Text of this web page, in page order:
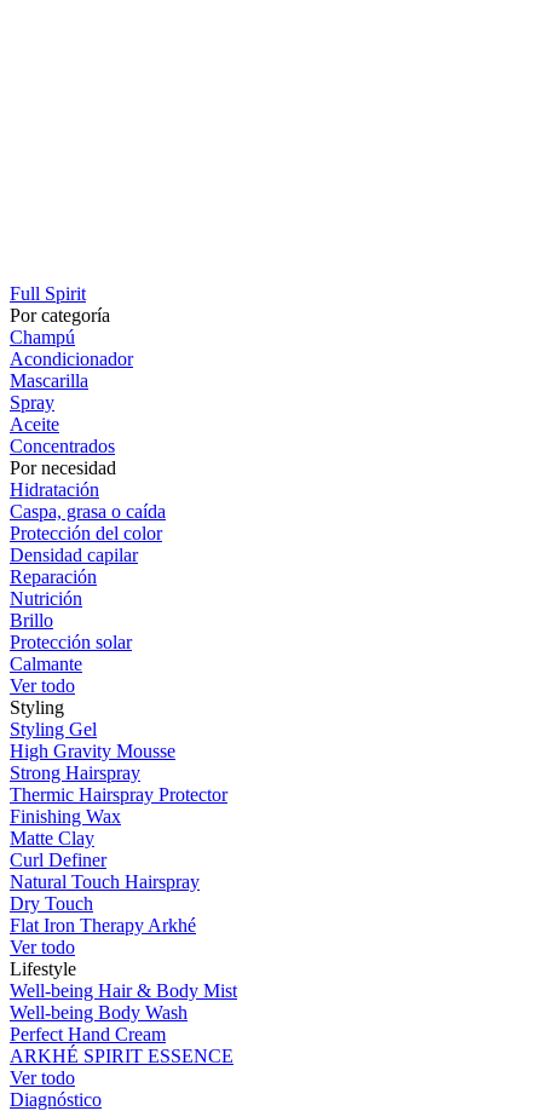
Full Spirit
Por categoría
Champú
Acondicionador
Mascarilla
Spray
Aceite
Concentrados
Por necesidad
Hidratación
Caspa, grasa o caída
Protección del color
Densidad capilar
Reparación
Nutrición
Brillo
Protección solar
Calmante
Ver todo
Styling
Styling Gel
High Gravity Mousse
Strong Hairspray
Thermic Hairspray Protector
Finishing Wax
Matte Clay
Curl Definer
Natural Touch Hairspray
Dry Touch
Flat Iron Therapy Arkhé
Ver todo
Lifestyle
Well-being Hair & Body Mist
Well-being Body Wash
Perfect Hand Cream
ARKHÉ SPIRIT ESSENCE
Ver todo
Diagnóstico